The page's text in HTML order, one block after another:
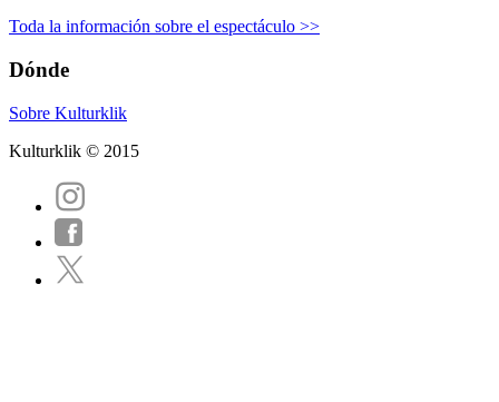
Toda la información sobre el espectáculo >>
Dónde
Sobre Kulturklik
Kulturklik © 2015